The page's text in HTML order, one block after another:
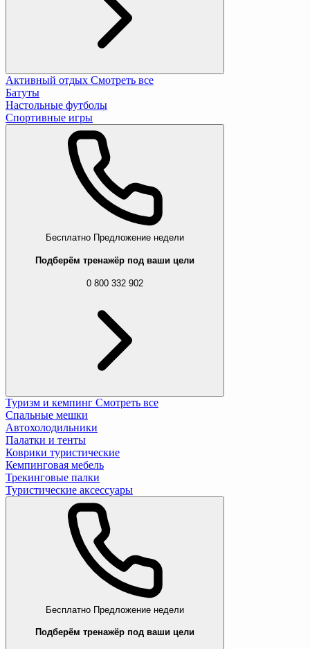
Активный отдых Смотреть все
Батуты
Настольные футболы
Спортивные игры
Бесплатно Предложение недели
Подберём тренажёр под ваши цели
0 800 332 902
Туризм и кемпинг Смотреть все
Спальные мешки
Автохолодильники
Палатки и тенты
Коврики туристические
Кемпинговая мебель
Трекинговые палки
Туристические аксессуары
Бесплатно Предложение недели
Подберём тренажёр под ваши цели